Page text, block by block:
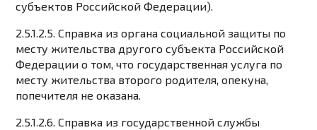
субъектов Российской Федерации).
2.5.1.2.5. Справка из органа социальной защиты по
месту жительства другого субъекта Российской
Федерации о том, что государственная услуга по
месту жительства второго родителя, опекуна,
попечителя не оказана.
2.5.1.2.6. Справка из государственной службы